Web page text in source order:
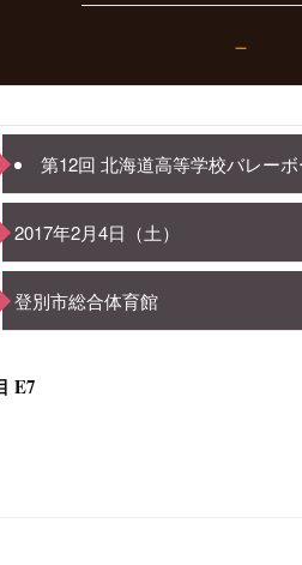
－
第12回 北海道高等学校バレー
2017年2月4日（土）
登別市総合体育館
E7